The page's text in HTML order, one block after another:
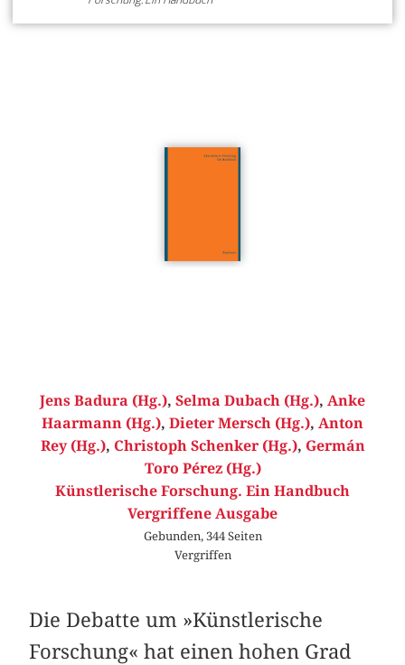
Jens Badura (Hg.), Selma Dubach (Hg.), Anke
Haarmann (Hg.), Dieter Mersch (Hg.), Anton
Rey (Hg.), Christoph Schenker (Hg.), Germán
Toro Pérez (Hg.)
Künstlerische Forschung. Ein Handbuch
Vergriffene Ausgabe
Gebunden, 344 Seiten
Vergriffen
Die Debatte um »Künstlerische
Forschung« hat einen hohen Grad